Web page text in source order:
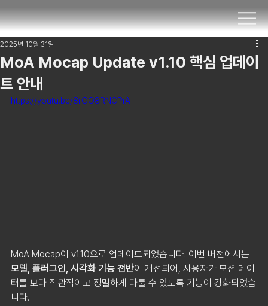
MoA Mocap Update v1.10 핵심 업데이
트 안내
2025년 10월 31일
https://youtu.be/8rOO8RNCPrA
MoA Mocap이 v1.10으로 업데이트되었습니다. 이번 버전에서는
모델, 플러그인, 시각화 기능 전반이 개선되어, 사용자가 모션 데이
터를 보다 직관적이고 정밀하게 다룰 수 있도록 기능이 강화되었습
니다.